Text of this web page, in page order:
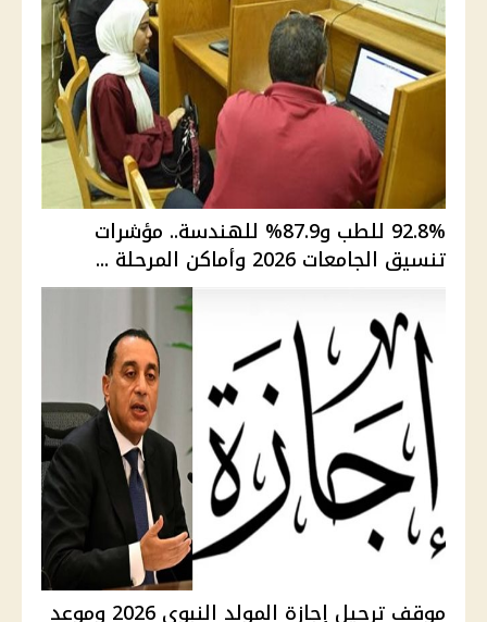
92.8% للطب و87.9% للهندسة.. مؤشرات
تنسيق الجامعات 2026 وأماكن المرحلة ...
موقف ترحيل إجازة المولد النبوي 2026 وموعد